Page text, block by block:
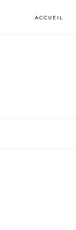
ACCUEIL